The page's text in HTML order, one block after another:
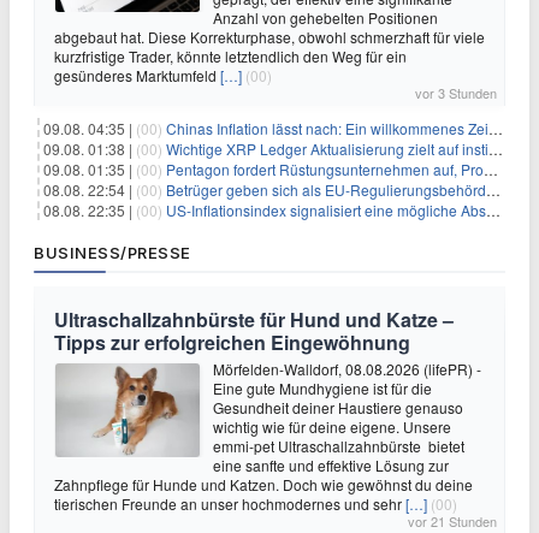
Anzahl von gehebelten Positionen
abgebaut hat. Diese Korrekturphase, obwohl schmerzhaft für viele
kurzfristige Trader, könnte letztendlich den Weg für ein
gesünderes Marktumfeld […] (00)
vor 3 Stunden
09.08. 04:35 | (00) Chinas Inflation lässt nach: Ein willkommenes Zeichen für Investoren angesichts der Folgen des Öl-Schocks
09.08. 01:38 | (00) Wichtige XRP Ledger Aktualisierung zielt auf institutionelle Akzeptanz ab
09.08. 01:35 | (00) Pentagon fordert Rüstungsunternehmen auf, Produktion angesichts eskalierender globaler Spannungen zu steigern
08.08. 22:54 | (00) Betrüger geben sich als EU-Regulierungsbehörden aus, um Krypto-Nutzer nach MiCA-Deadline ins Visier zu nehmen
08.08. 22:35 | (00) US-Inflationsindex signalisiert eine mögliche Abschwächung der Inflationsdruck
BUSINESS/PRESSE
Ultraschallzahnbürste für Hund und Katze –
Tipps zur erfolgreichen Eingewöhnung
Mörfelden-Walldorf, 08.08.2026 (lifePR) -
Eine gute Mundhygiene ist für die
Gesundheit deiner Haustiere genauso
wichtig wie für deine eigene. Unsere
emmi-pet Ultraschallzahnbürste bietet
eine sanfte und effektive Lösung zur
Zahnpflege für Hunde und Katzen. Doch wie gewöhnst du deine
tierischen Freunde an unser hochmodernes und sehr[…] (00)
vor 21 Stunden